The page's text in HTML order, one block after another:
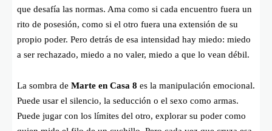
que desafía las normas. Ama como si cada encuentro fuera un
rito de posesión, como si el otro fuera una extensión de su
propio poder. Pero detrás de esa intensidad hay miedo: miedo
a ser rechazado, miedo a no valer, miedo a que lo vean débil.
La sombra de Marte en Casa 8 es la manipulación emocional.
Puede usar el silencio, la seducción o el sexo como armas.
Puede jugar con los límites del otro, explorar su poder como